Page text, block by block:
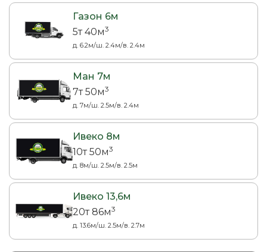
Газон 6м
5т 40м3
д. 6.2м/ш. 2.4м/в. 2.4м
Ман 7м
7т 50м3
д. 7м/ш. 2.5м/в. 2.4м
Ивеко 8м
10т 50м3
д. 8м/ш. 2.5м/в. 2.5м
Ивеко 13,6м
20т 86м3
д. 13.6м/ш. 2.5м/в. 2.7м